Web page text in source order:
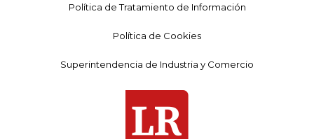
Política de Tratamiento de Información
Política de Cookies
Superintendencia de Industria y Comercio